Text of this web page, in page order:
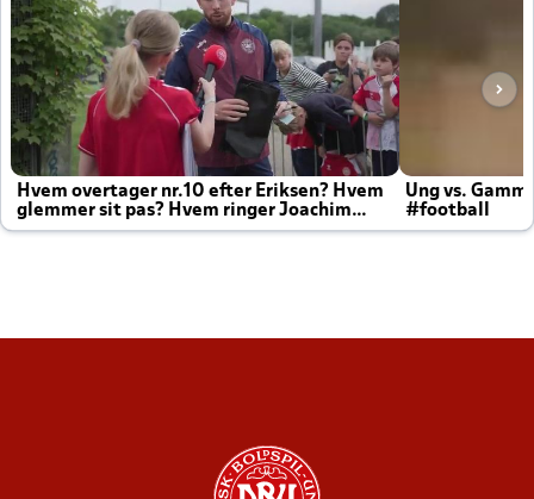
Hvem overtager nr.10 efter Eriksen? Hvem
glemmer sit pas? Hvem ringer Joachim
altid til efter kampe?
Ung vs.
#football